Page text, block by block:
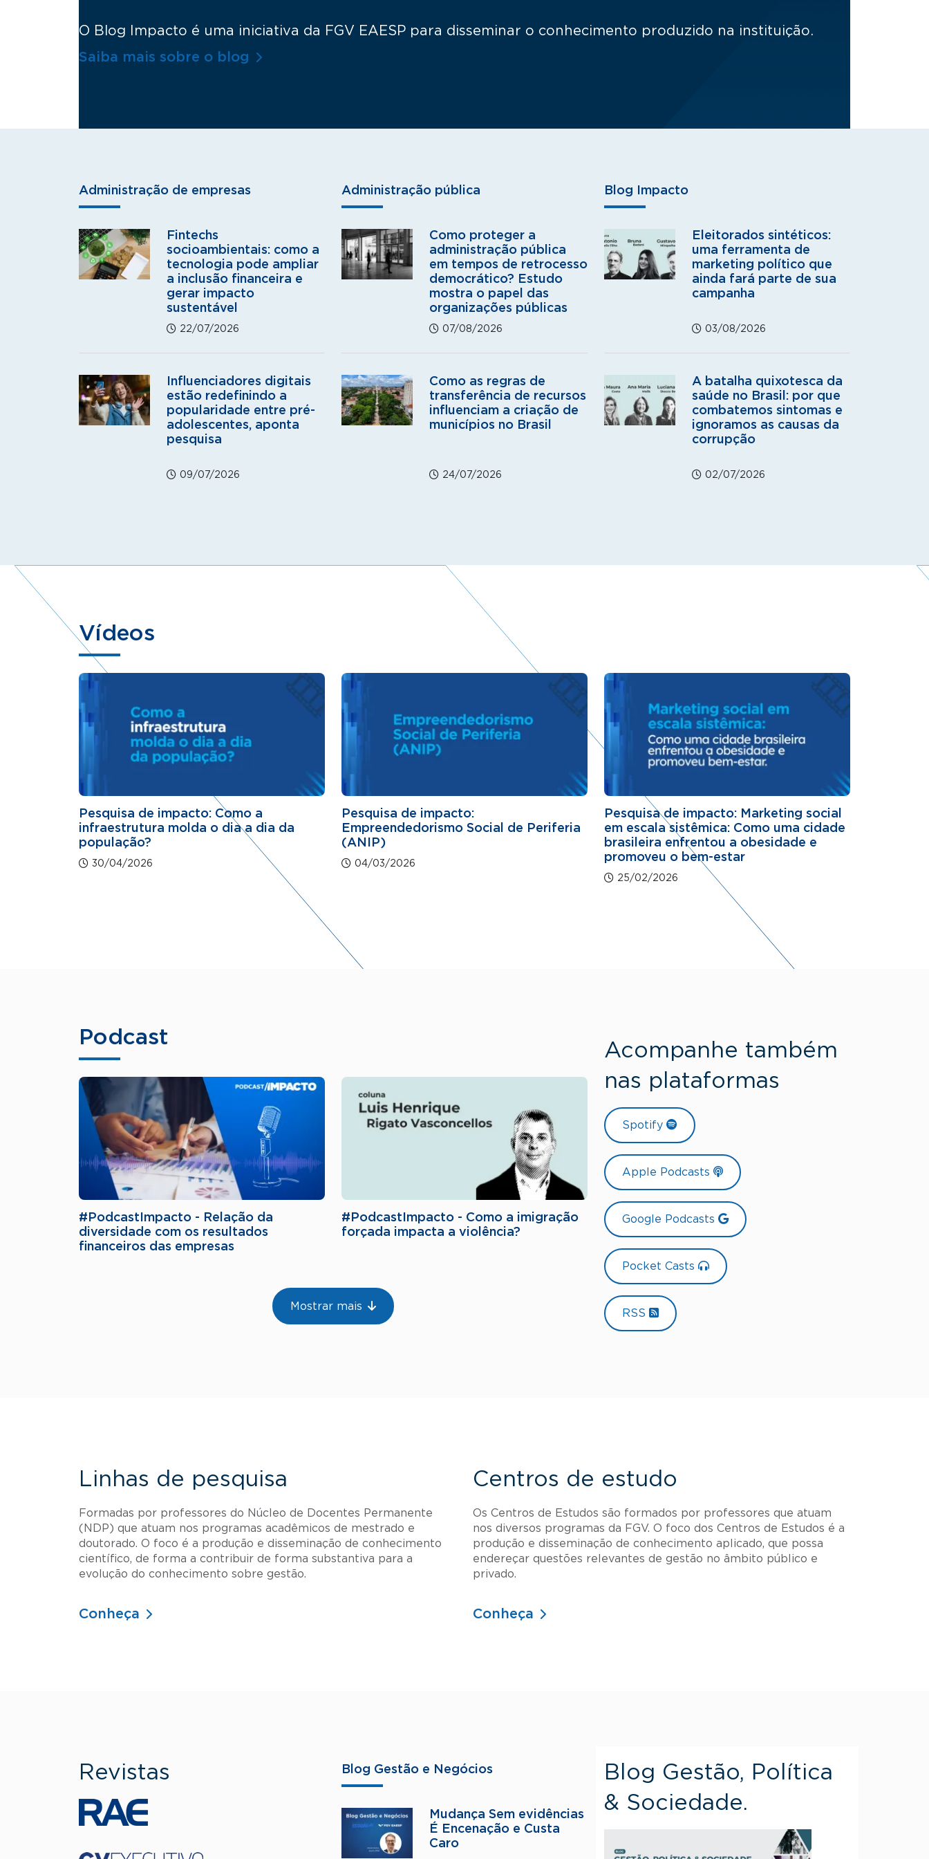
O Blog Impacto é uma iniciativa da FGV EAESP para disseminar o conhecimento produzido na instituição.
Saiba mais sobre o blog
Administração de empresas
Fintechs
socioambientais: como a
tecnologia pode ampliar
a inclusão financeira e
gerar impacto
sustentável
22/07/2026
Influenciadores digitais
estão redefinindo a
popularidade entre pré-
adolescentes, aponta
pesquisa
09/07/2026
Administração pública
Como proteger a
administração pública
em tempos de retrocesso
democrático? Estudo
mostra o papel das
organizações públicas
07/08/2026
Como as regras de
transferência de recursos
influenciam a criação de
municípios no Brasil
24/07/2026
Blog Impacto
Eleitorados sintéticos:
uma ferramenta de
marketing político que
ainda fará parte de sua
campanha
03/08/2026
A batalha quixotesca da
saúde no Brasil: por que
combatemos sintomas e
ignoramos as causas da
corrupção
02/07/2026
Vídeos
Pesquisa de impacto: Como a
infraestrutura molda o dia a dia da
população?
30/04/2026
Pesquisa de impacto:
Empreendedorismo Social de Periferia
(ANIP)
04/03/2026
Pesquisa de impacto: Marketing social
em escala sistêmica: Como uma cidade
brasileira enfrentou a obesidade e
promoveu o bem-estar
25/02/2026
Podcast
#PodcastImpacto - Relação da
diversidade com os resultados
financeiros das empresas
#PodcastImpacto - Como a imigração
forçada impacta a violência?
Mostrar mais
Acompanhe também
nas plataformas
Spotify
Apple Podcasts
Google Podcasts
Pocket Casts
RSS
Linhas de pesquisa
Formadas por professores do Núcleo de Docentes Permanente
(NDP) que atuam nos programas acadêmicos de mestrado e
doutorado. O foco é a produção e disseminação de conhecimento
científico, de forma a contribuir de forma substantiva para a
evolução do conhecimento sobre gestão.
Conheça
Centros de estudo
Os Centros de Estudos são formados por professores que atuam
nos diversos programas da FGV. O foco dos Centros de Estudos é a
produção e disseminação de conhecimento aplicado, que possa
endereçar questões relevantes de gestão no âmbito público e
privado.
Conheça
Revistas Blog Gestão e Negócios
Mudança Sem evidências
É Encenação e Custa
Caro
Blog Gestão, Política
& Sociedade.